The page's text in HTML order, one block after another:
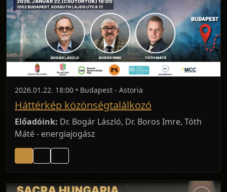
2026.01.22. 18:00 • Budapest - Astoria
Háttérkép közönségtalálkozó
Előadóink: Dr. Bogár László, Dr. Boros Imre, Tóth
Máté - energiajogász